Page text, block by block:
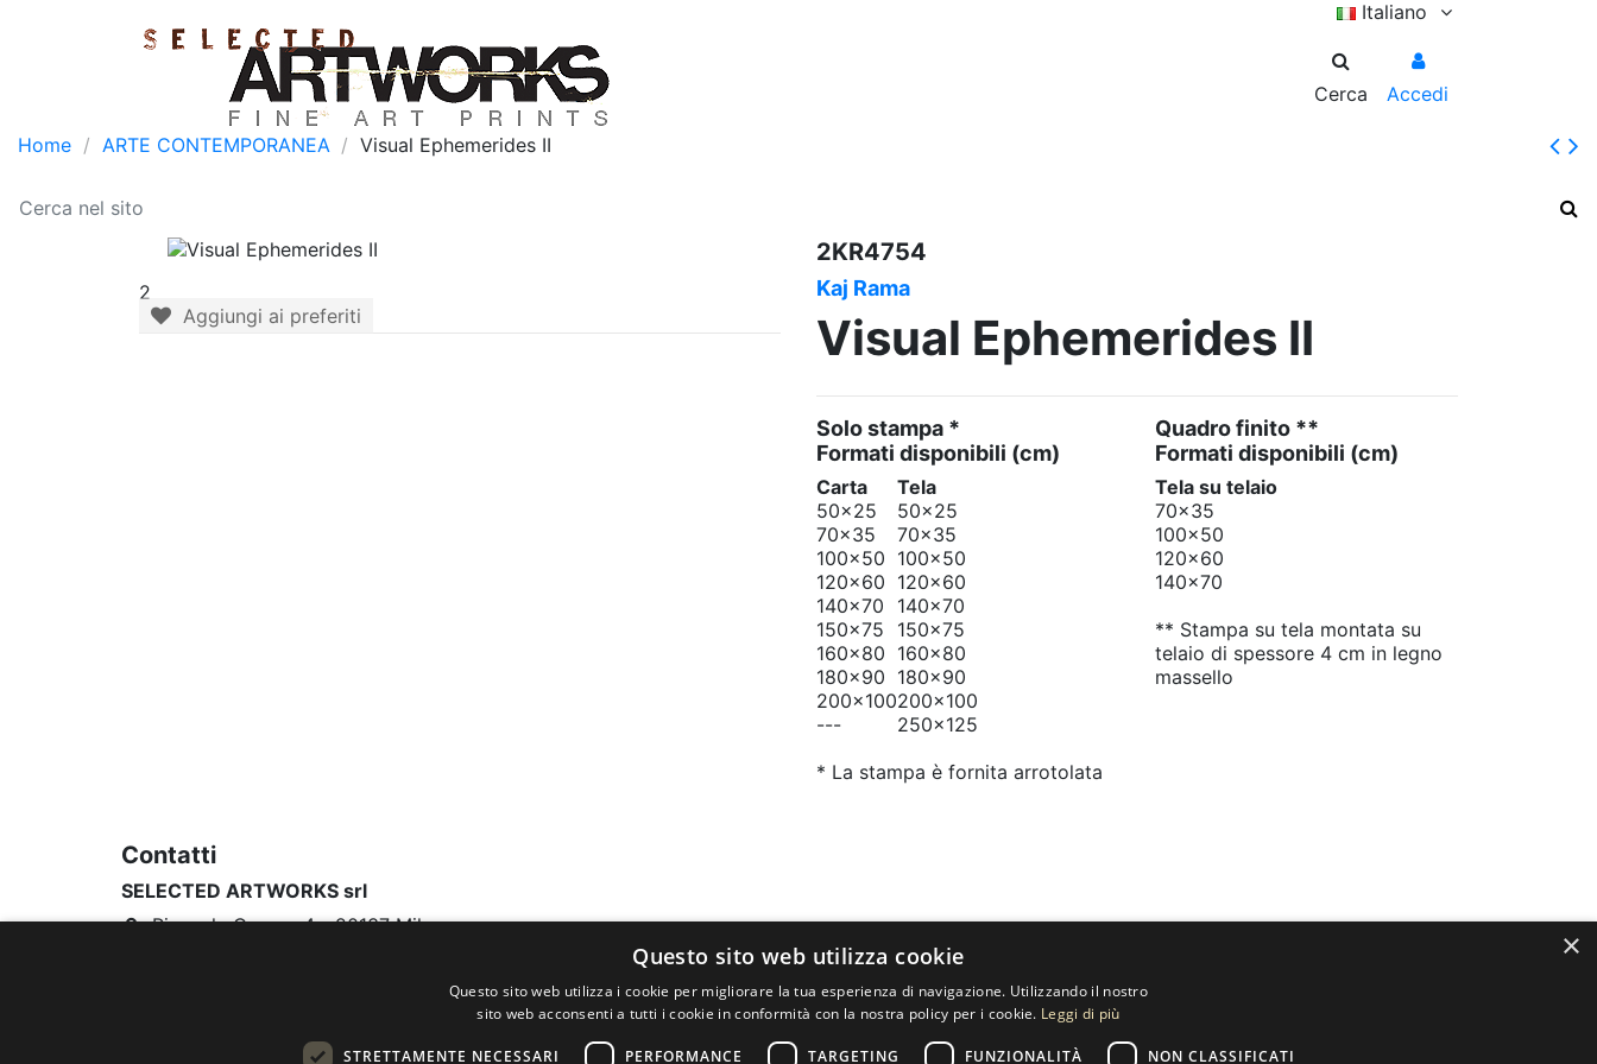
Italiano
Cerca Accedi
Home ARTE CONTEMPORANEA Visual Ephemerides II
2
Aggiungi ai preferiti
2KR4754
Kaj Rama
Visual Ephemerides II
Solo stampa *
Formati disponibili (cm)
Carta
Tela
50x25
50x25
70x35
70x35
100x50 100x50
120x60 120x60
140x70
140x70
150x75
150x75
160x80 160x80
180x90 180x90
200x100200x100
---
250x125
* La stampa è fornita arrotolata
Quadro finito **
Formati disponibili (cm)
Tela su telaio
70x35
100x50
120x60
140x70
** Stampa su tela montata su
telaio di spessore 4 cm in legno
massello
Contatti
SELECTED ARTWORKS srl
Piazzale Cuoco, 4 - 20137 Milano
×
Questo sito web utilizza cookie
Questo sito web utilizza i cookie per migliorare la tua esperienza di navigazione. Utilizzando il nostro
sito web acconsenti a tutti i cookie in conformità con la nostra policy per i cookie. Leggi di più
STRETTAMENTE NECESSARI PERFORMANCE TARGETING FUNZIONALITÀ NON CLASSIFICATI